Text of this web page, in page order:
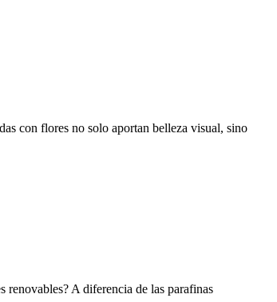
con flores no solo aportan belleza visual, sino
renovables? A diferencia de las parafinas